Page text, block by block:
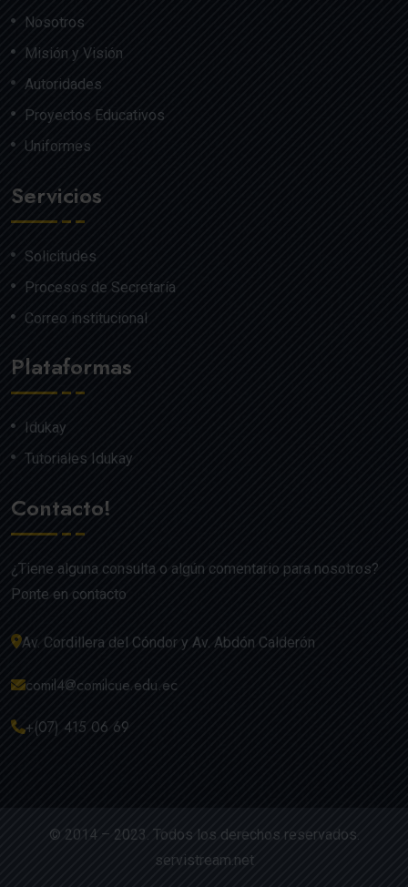
Nosotros
Misión y Visión
Autoridades
Proyectos Educativos
Uniformes
Servicios
Solicitudes
Procesos de Secretaría
Correo institucional
Plataformas
Idukay
Tutoriales Idukay
Contacto!
¿Tiene alguna consulta o algún comentario para nosotros?
Ponte en contacto
Av. Cordillera del Cóndor y Av. Abdón Calderón
comil4@comilcue.edu.ec
+(07) 415 06 69
© 2014 – 2023. Todos los derechos reservados.
servistream.net